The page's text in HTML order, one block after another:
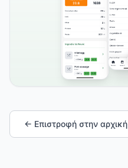
← Επιστροφή στην αρχική